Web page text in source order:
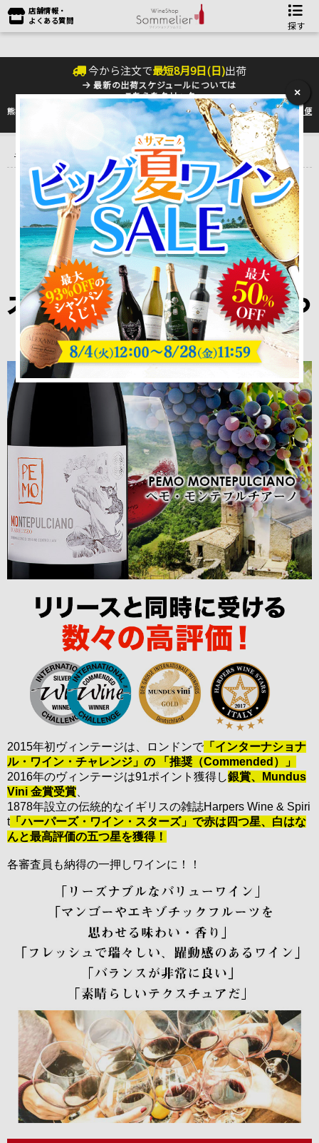
店舗情報・
よくある質問
探す
今から注文で最短8月9日(日)出荷
最新の出荷スケジュールについては
こちらをクリック
熊本地震の影響により九州への配送に遅れが生じております。最新情報は佐川急便
のHP
をご確認下さい。
産地で探す ＞ イタリア ＞アブルッツォ Abruzzo ＞ペ
モ （ワインピープル） PEMO
ペモ・モンテプチアーノ / Montepulciano
2015年初ヴィンテージは、ロンドンで 「インターナショナ
ル・ワイン・チャレンジ」の 「推奨（Commended）」
2016年のヴィンテージは91ポイント獲得し銀賞、Mundus
Vini 金賞受賞
1878年設立の伝統的なイギリスの雑誌Harpers Wine & Spiri
t 「ハーパーズ・ワイン・スターズ」で赤は四つ星、白はな
んと最高評価の五つ星を獲得！
各審査員も納得の一押しワインに！！
×